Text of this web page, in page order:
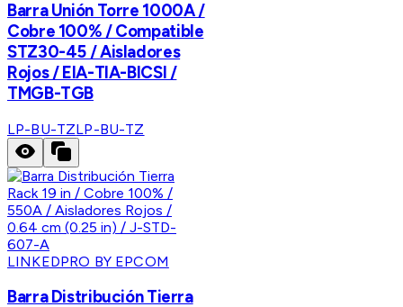
Barra Unión Torre 1000A /
Cobre 100% / Compatible
STZ30-45 / Aisladores
Rojos / EIA-TIA-BICSI /
TMGB-TGB
LP-BU-TZLP-BU-TZ
LINKEDPRO BY EPCOM
Barra Distribución Tierra